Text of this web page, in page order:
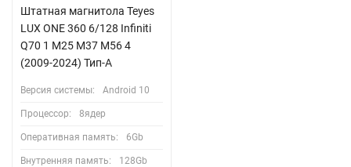
Штатная магнитола Teyes
LUX ONE 360 6/128 Infiniti
Q70 1 M25 M37 M56 4
(2009-2024) Тип-A
Версия системы: Android 10
Процессор: 8ядер
Оперативная память: 6Gb
Внутренняя память: 128Gb